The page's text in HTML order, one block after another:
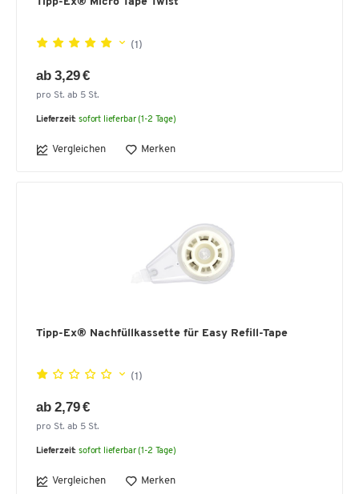
(1)
ab 3,29 €
pro St. ab 5 St.
Lieferzeit: sofort lieferbar (1-2 Tage)
Vergleichen Merken
Tipp-Ex® Nachfüllkassette für Easy Refill-Tape
(1)
ab 2,79 €
pro St. ab 5 St.
Lieferzeit: sofort lieferbar (1-2 Tage)
Vergleichen Merken